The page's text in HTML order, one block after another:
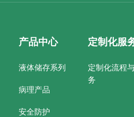
产品中心
液体储存系列
病理产品
安全防护
定制化服
定制化流程
务